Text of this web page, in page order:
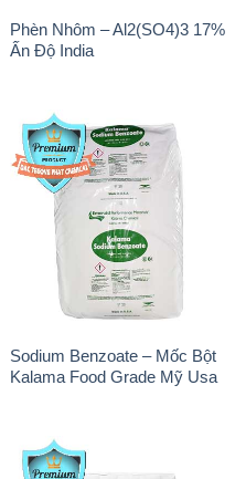
Sodium Benzoate – Mốc Bột
Kalama Food Grade Mỹ Usa